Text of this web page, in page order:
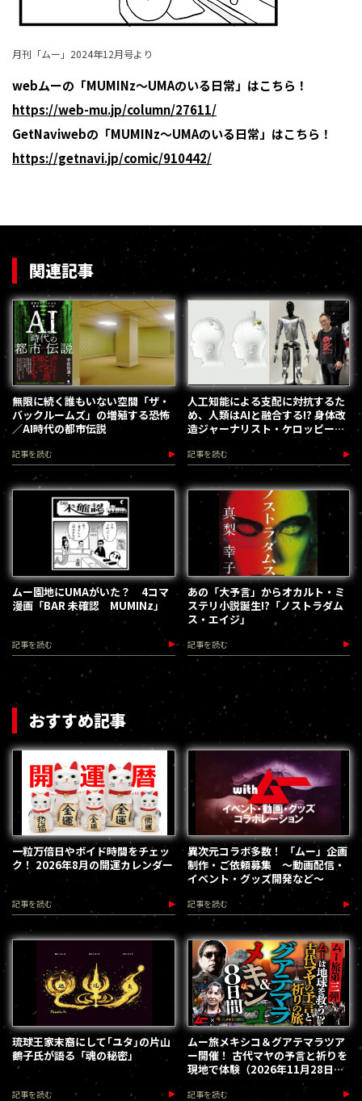
月刊「ムー」2024年12月号より
webムーの「MUMINz～UMAのいる日常」はこちら！
https://web-mu.jp/column/27611/
GetNaviwebの「MUMINz～UMAのいる日常」はこちら！
https://getnavi.jp/comic/910442/
関連記事
無限に続く誰もいない空間「ザ・
バックルームズ」の増殖する恐怖
／AI時代の都市伝説
記事を読む
人工知能による支配に対抗するた
め、人類はAIと融合する!? 身体改
造ジャーナリスト・ケロッピー前
田が語る人類進化の最前線
記事を読む
ムー園地にUMAがいた？ 4コマ
漫画「BAR 未確認 MUMINz」
記事を読む
あの「大予言」からオカルト・ミ
ステリ小説誕生!?「ノストラダム
ス・エイジ」
記事を読む
おすすめ記事
一粒万倍日やボイド時間をチェッ
ク！ 2026年8月の開運カレンダー
記事を読む
異次元コラボ多数！ 「ムー」企画
制作・ご依頼募集 ～動画配信・
イベント・グッズ開発など～
記事を読む
琉球王家末裔にして｢ユタ｣の片山
鶴子氏が語る「魂の秘密」
記事を読む
ムー旅メキシコ＆グアテマラツア
ー開催！ 古代マヤの予言と祈りを
現地で体験（2026年11月28日～
12月5日）
記事を読む